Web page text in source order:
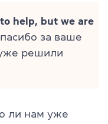
help, but we are
за ваше
решили
ли нам уже